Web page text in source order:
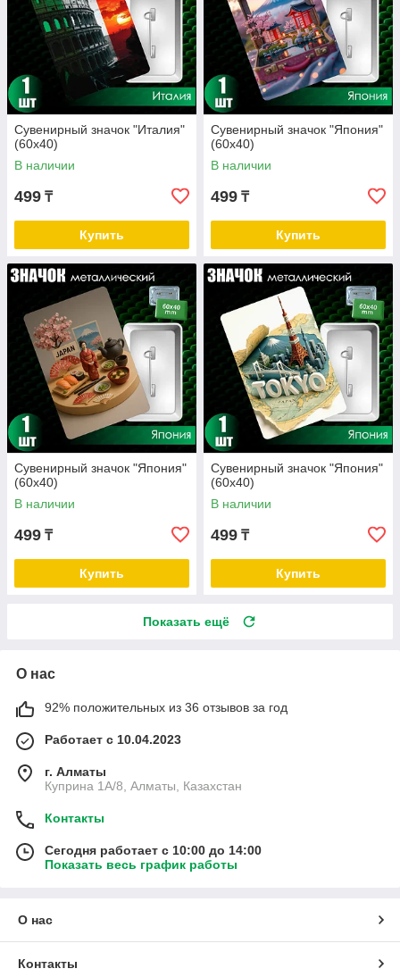
Сувенирный значок "Италия"
(60х40)
В наличии
499 ₸
Купить
Сувенирный значок "Япония"
(60х40)
В наличии
499 ₸
Купить
Сувенирный значок "Япония"
(60х40)
В наличии
499 ₸
Купить
Сувенирный значок "Япония"
(60х40)
В наличии
499 ₸
Купить
Показать ещё
О нас
92% положительных из 36 отзывов за год
Работает с 10.04.2023
г. Алматы
Куприна 1A/8, Алматы, Казахстан
Контакты
Сегодня работает с 10:00 до 14:00
Показать весь график работы
О нас
Контакты